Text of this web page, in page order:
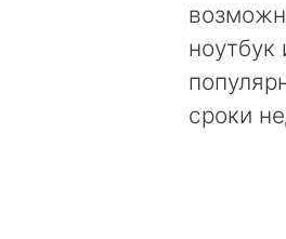
сроки